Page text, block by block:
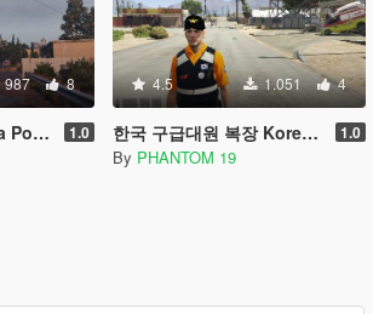
987 8
[OIV] 1.0
4.5 1.051 4
한국 구급대원 복장 Korea Paramedic Uniform 1.0
By PHANTOM 19